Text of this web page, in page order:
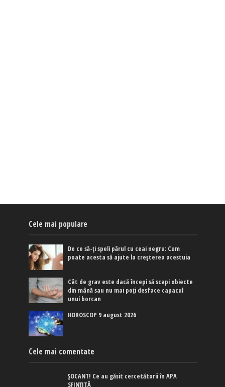
Cele mai populare
De ce să-ți speli părul cu ceai negru: Cum
poate acesta să ajute la creșterea acestuia
Cât de grav este dacă începi să scapi obiecte
din mână sau nu mai poți desface capacul
unui borcan
HOROSCOP 9 august 2026
Cele mai comentate
ȘOCANT! Ce au găsit cercetătorii în APA
SFINȚITĂ